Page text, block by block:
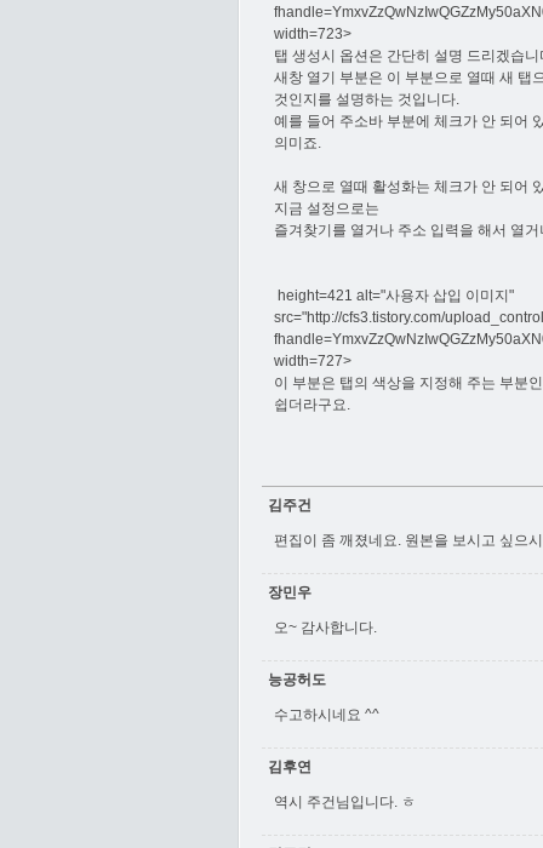
width=723>
탭 생성시 옵션은 간단히 설명 드리겠습니
새창 열기 부분은 이 부분으로 열때 새 탭
것인지를 설명하는 것입니다.
예를 들어 주소바 부분에 체크가 안 되어
의미죠.
새 창으로 열때 활성화는 체크가 안 되어
지금 설정으로는
즐겨찾기를 열거나 주소 입력을 해서 열
height=421 alt="사용자 삽입 이미지"
src="http://cfs3.tistory.com/
width=727>
이 부분은 탭의 색상을 지정해 주는 부분
쉽더라구요.
김주건
편집이 좀 깨졌네요. 원본을 보시고 싶으
장민우
오~ 감사합니다.
능공허도
수고하시네요 ^^
김후연
역시 주건님입니다. ㅎ